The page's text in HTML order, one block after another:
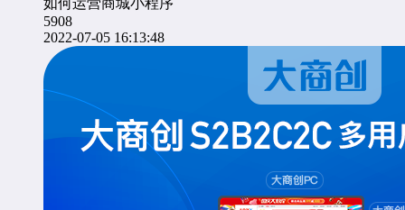
如何运营商城小程序
5908
2022-07-05 16:13:48